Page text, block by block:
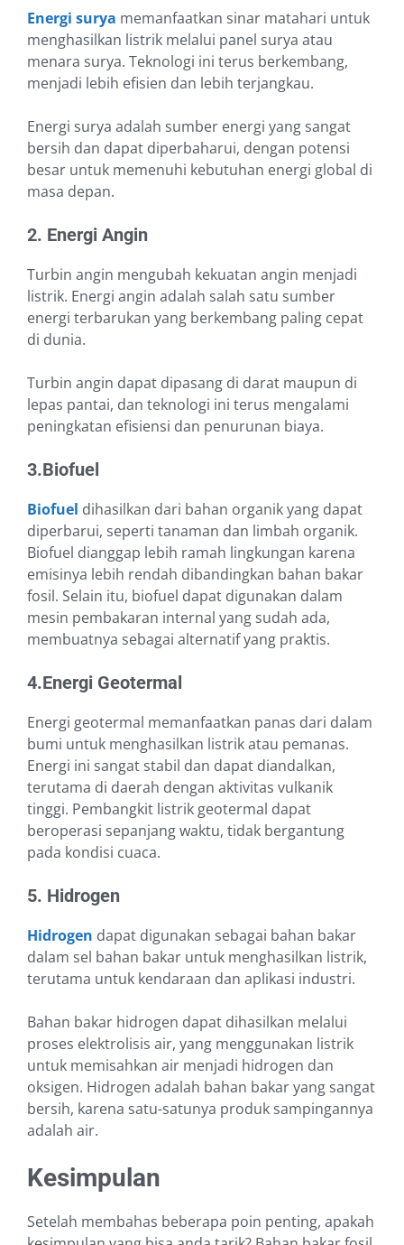
Energi surya memanfaatkan sinar matahari untuk
menghasilkan listrik melalui panel surya atau
menara surya. Teknologi ini terus berkembang,
menjadi lebih efisien dan lebih terjangkau.
Energi surya adalah sumber energi yang sangat
bersih dan dapat diperbaharui, dengan potensi
besar untuk memenuhi kebutuhan energi global di
masa depan.
2. Energi Angin
Turbin angin mengubah kekuatan angin menjadi
listrik. Energi angin adalah salah satu sumber
energi terbarukan yang berkembang paling cepat
di dunia.
Turbin angin dapat dipasang di darat maupun di
lepas pantai, dan teknologi ini terus mengalami
peningkatan efisiensi dan penurunan biaya.
3.Biofuel
Biofuel dihasilkan dari bahan organik yang dapat
diperbarui, seperti tanaman dan limbah organik.
Biofuel dianggap lebih ramah lingkungan karena
emisinya lebih rendah dibandingkan bahan bakar
fosil. Selain itu, biofuel dapat digunakan dalam
mesin pembakaran internal yang sudah ada,
membuatnya sebagai alternatif yang praktis.
4.Energi Geotermal
Energi geotermal memanfaatkan panas dari dalam
bumi untuk menghasilkan listrik atau pemanas.
Energi ini sangat stabil dan dapat diandalkan,
terutama di daerah dengan aktivitas vulkanik
tinggi. Pembangkit listrik geotermal dapat
beroperasi sepanjang waktu, tidak bergantung
pada kondisi cuaca.
5. Hidrogen
Hidrogen dapat digunakan sebagai bahan bakar
dalam sel bahan bakar untuk menghasilkan listrik,
terutama untuk kendaraan dan aplikasi industri.
Bahan bakar hidrogen dapat dihasilkan melalui
proses elektrolisis air, yang menggunakan listrik
untuk memisahkan air menjadi hidrogen dan
oksigen. Hidrogen adalah bahan bakar yang sangat
bersih, karena satu-satunya produk sampingannya
adalah air.
Kesimpulan
Setelah membahas beberapa poin penting, apakah